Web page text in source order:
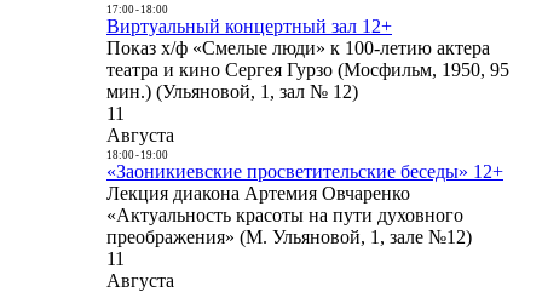
17:00- 18:00
Виртуальный концертный зал 12+
Показ х/ф «Смелые люди» к 100-летию актера
театра и кино Сергея Гурзо (Мосфильм, 1950, 95
мин.) (Ульяновой, 1, зал № 12)
11
Августа
18:00- 19:00
«Заоникиевские просветительские беседы» 12+
Лекция диакона Артемия Овчаренко
«Актуальность красоты на пути духовного
преображения» (М. Ульяновой, 1, зале №12)
11
Августа